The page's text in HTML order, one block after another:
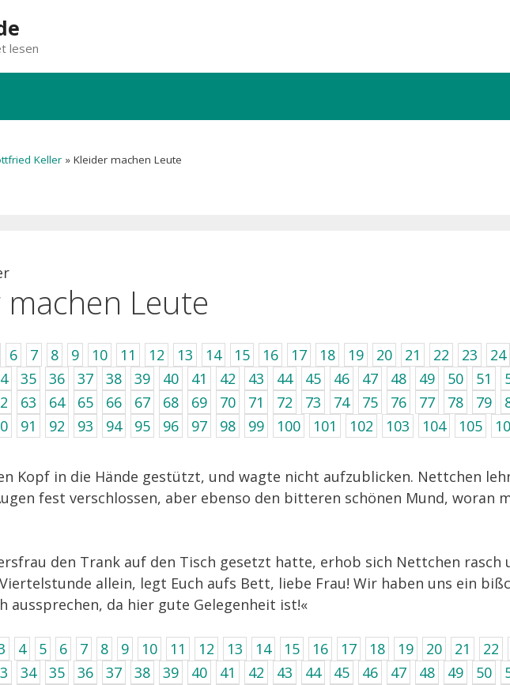
lesen
Keller » Kleider machen Leute
machen Leute
6 7 8 9 10 11 12 13 14 15 16 17 18 19 20 21 22 23 24
35 36 37 38 39 40 41 42 43 44 45 46 47 48 49 50 51
63 64 65 66 67 68 69 70 71 72 73 74 75 76 77 78 79
91 92 93 94 95 96 97 98 99 100 101 102 103 104 105
Kopf in die Hände gestützt, und wagte nicht aufzublicken. Nettchen
fest verschlossen, aber ebenso den bitteren schönen Mund, woran
den Trank auf den Tisch gesetzt hatte, erhob sich Nettchen
allein, legt Euch aufs Bett, liebe Frau! Wir haben uns ein
aussprechen, da hier gute Gelegenheit ist!«
4 5 6 7 8 9 10 11 12 13 14 15 16 17 18 19 20 21 22
34 35 36 37 38 39 40 41 42 43 44 45 46 47 48 49 50